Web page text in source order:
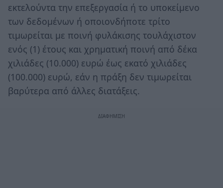
εκτελούντα την επεξεργασία ή το υποκείμενο
των δεδομένων ή οποιονδήποτε τρίτο
τιμωρείται με ποινή φυλάκισης τουλάχιστον
ενός (1) έτους και χρηματική ποινή από δέκα
χιλιάδες (10.000) ευρώ έως εκατό χιλιάδες
(100.000) ευρώ, εάν η πράξη δεν τιμωρείται
βαρύτερα από άλλες διατάξεις.